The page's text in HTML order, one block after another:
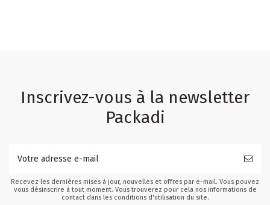
Inscrivez-vous à la newsletter
Packadi
Recevez les dernières mises à jour, nouvelles et offres par e-mail. Vous pouvez
vous désinscrire à tout moment. Vous trouverez pour cela nos informations de
contact dans les conditions d'utilisation du site.